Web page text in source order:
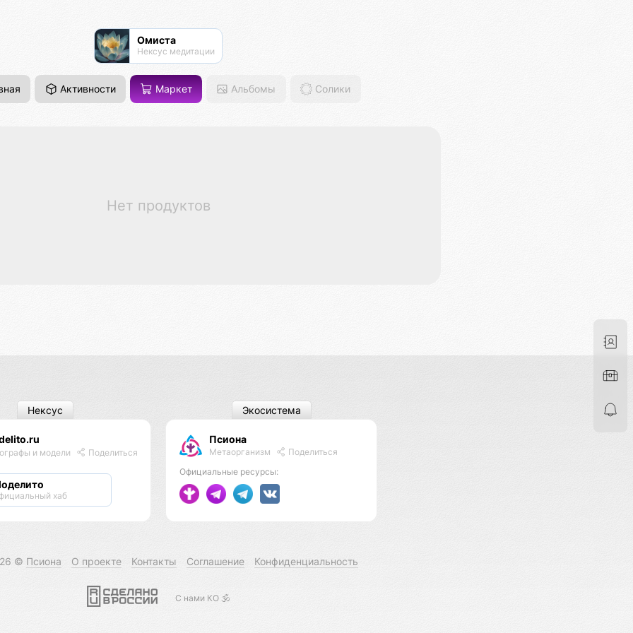
Омиста
Нексус медитации
Активности Маркет Альбомы Солики
Нет продуктов
и модели Поделиться
хаб
Нексус
Псиона
Метаорганизм
Поделиться
Официальные ресурсы:
Экосистема
© Псиона О проекте Контакты Соглашение Конфиденциальность
С нами КО 🕉️